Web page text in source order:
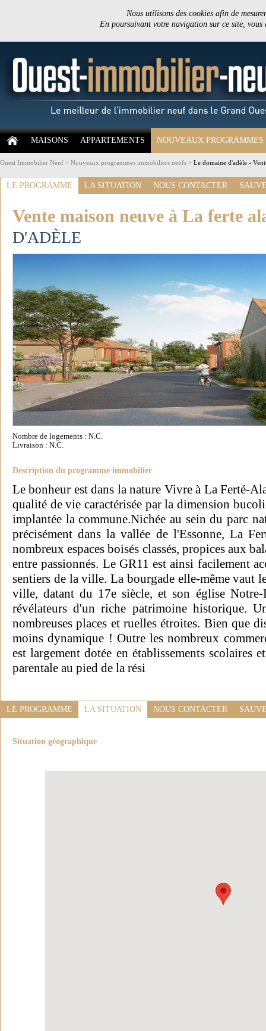
Nous utilisons des cookies afin de
En poursuivant votre navigation sur ce site,
MAISONS APPARTEMENTS NOUVEAUX PROGRAMMES
Ouest Immobilier Neuf > Nouveaux programmes immobiliers neufs > Le domaine d'adèle -
LE PROGRAMME LA SITUATION NOUS CONTACTER
Vente maison neuve à La ferte
D'ADÈLE
Nombre de logements : N.C.
Livraison : N.C.
Description du programme immobilier
Le bonheur est dans la nature Vivre à La Ferté-
qualité de vie caractérisée par la dimension
implantée la commune.Nichée au sein du parc
précisément dans la vallée de l'Essonne, La
nombreux espaces boisés classés, propices aux
entre passionnés. Le GR11 est ainsi facilement
sentiers de la ville. La bourgade elle-même vaut
ville, datant du 17e siècle, et son église Notre-
révélateurs d'un riche patrimoine historique.
nombreuses places et ruelles étroites. Bien que
moins dynamique ! Outre les nombreux
est largement dotée en établissements scolaires
parentale au pied de la rési
LE PROGRAMME LA SITUATION NOUS CONTACTER
Situation géographique